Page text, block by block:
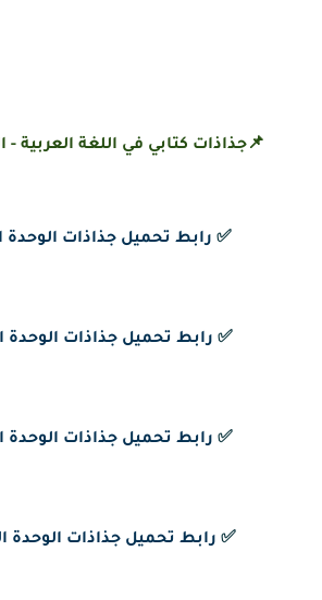
📌جذاذات كتابي في اللغة العربية -
✅ رابط تحميل جذاذات الوحدة
✅ رابط تحميل جذاذات الوحدة
✅ رابط تحميل جذاذات الوحدة
✅ رابط تحميل جذاذات الوحدة